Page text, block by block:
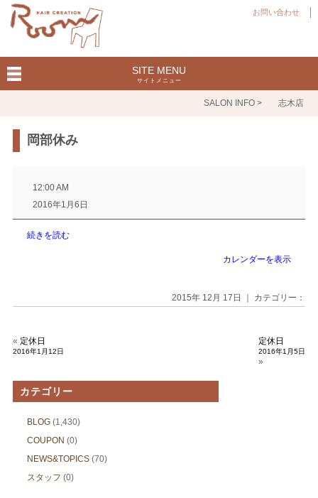
お問い合わせ
SITE MENU
サイトメニュー
SALON INFO > 志木店
岡部休み
12:00 AM
2016年1月6日
続きを読む
カレンダーを表示
2015年 12月 17日 ｜ カテゴリー：
« 定休日
2016年1月12日
定休日
2016年1月5日
»
カテゴリー
BLOG(1,430)
COUPON (0)
NEWS&TOPICS(70)
スタッフ (0)